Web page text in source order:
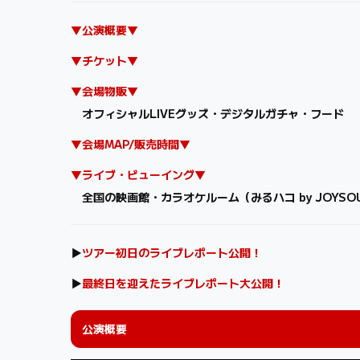
▼公演概要▼
▼チケット▼
▼会場物販▼
オフィシャルLIVEグッズ・デジタルガチャ・フード
▼会場MAP/販売時間▼
▼ライブ・ビューイング▼
全国の映画館・カラオケルーム（みるハコ by
▶ツアー初日のライブレポート公開！
▶最終日を迎えたライブレポート大公開！
公演概要